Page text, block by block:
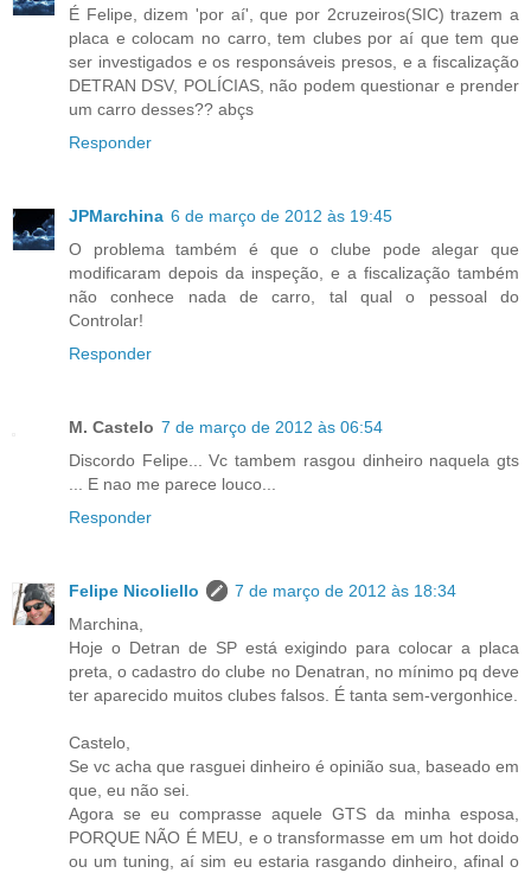
É Felipe, dizem 'por aí', que por 2cruzeiros(SIC) trazem a
placa e colocam no carro, tem clubes por aí que tem que
ser investigados e os responsáveis presos, e a fiscalização
DETRAN DSV, POLÍCIAS, não podem questionar e prender
um carro desses?? abçs
Responder
JPMarchina 6 de março de 2012 às 19:45
O problema também é que o clube pode alegar que
modificaram depois da inspeção, e a fiscalização também
não conhece nada de carro, tal qual o pessoal do
Controlar!
Responder
M. Castelo 7 de março de 2012 às 06:54
Discordo Felipe... Vc tambem rasgou dinheiro naquela gts
... E nao me parece louco...
Responder
Felipe Nicoliello
7 de março de 2012 às 18:34
Marchina,
Hoje o Detran de SP está exigindo para colocar a placa
preta, o cadastro do clube no Denatran, no mínimo pq deve
ter aparecido muitos clubes falsos. É tanta sem-vergonhice.
Castelo,
Se vc acha que rasguei dinheiro é opinião sua, baseado em
que, eu não sei.
Agora se eu comprasse aquele GTS da minha esposa,
PORQUE NÃO É MEU, e o transformasse em um hot doido
ou um tuning, aí sim eu estaria rasgando dinheiro, afinal o